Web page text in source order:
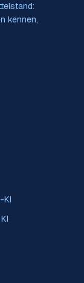
kennen,
KI